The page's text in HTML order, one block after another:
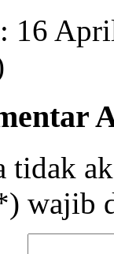
16
tidak
wajib